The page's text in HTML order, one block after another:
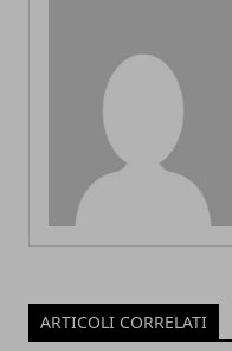
ARTICOLI CORRELATI